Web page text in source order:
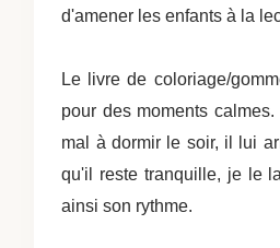
d'amener les enfants à la
Le livre de coloriage/
pour des moments
mal à dormir le soir, il lui
qu'il reste tranquille, je le
ainsi son rythme.